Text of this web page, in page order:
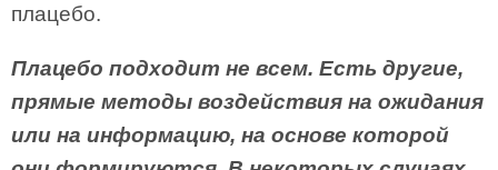
плацебо.
Плацебо подходит не всем. Есть другие,
прямые методы воздействия на ожидания
или на информацию, на основе которой